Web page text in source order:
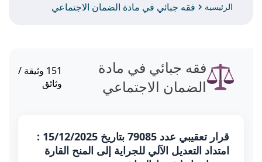
الرئيسية فقه جبائي في مادة الضمان الاجتماعي
فقه جبائي في مادة
الضمان الاجتماعي
151 وثيقة /
وثائق
قرار تعقيبي عدد 79085 بتاريخ 15/12/2025 :
امتداد التعديل الآلي للجراية إلى المنح القارة